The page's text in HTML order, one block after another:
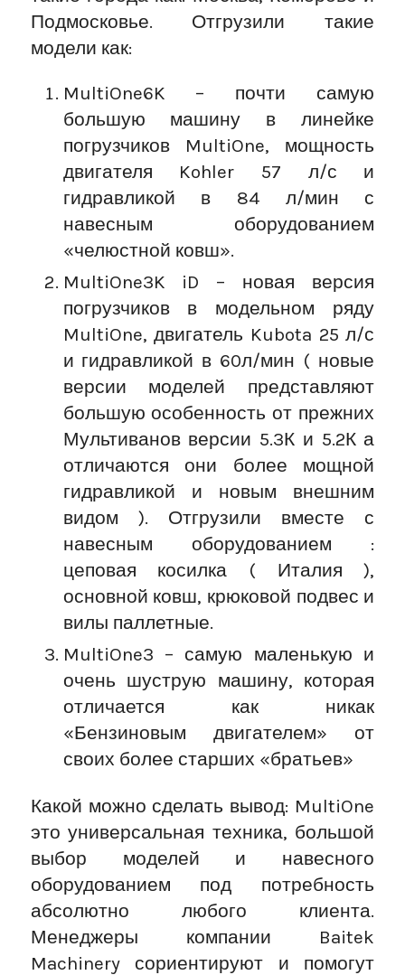
Подмосковье. Отгрузили такие
модели как:
MultiOne6K – почти самую
большую машину в линейке
погрузчиков MultiOne, мощность
двигателя Kohler 57 л/с и
гидравликой в 84 л/мин с
навесным оборудованием
«челюстной ковш».
MultiOne3K iD – новая версия
погрузчиков в модельном ряду
MultiOne, двигатель Kubota 25 л/с
и гидравликой в 60л/мин ( новые
версии моделей представляют
большую особенность от прежних
Мультиванов версии 5.3К и 5.2К а
отличаются они более мощной
гидравликой и новым внешним
видом ). Отгрузили вместе с
навесным оборудованием :
цеповая косилка ( Италия ),
основной ковш, крюковой подвес и
вилы паллетные.
MultiOne3 – самую маленькую и
очень шуструю машину, которая
отличается как никак
«Бензиновым двигателем» от
своих более старших «братьев»
Какой можно сделать вывод: MultiOne
это универсальная техника, большой
выбор моделей и навесного
оборудованием под потребность
абсолютно любого клиента.
Менеджеры компании Baitek
Machinery сориентируют и помогут